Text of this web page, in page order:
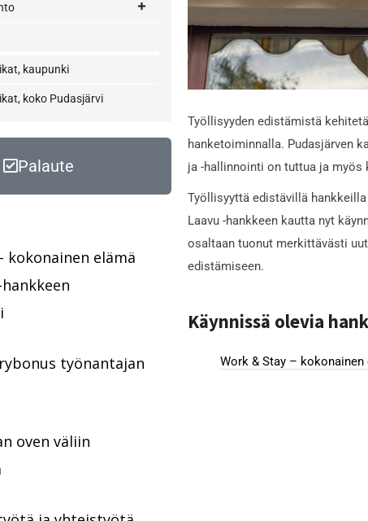
kaupunki
koko Pudasjärvi
Palaute
kokonainen elämä
työnantajan
oven väliin
Työllisyyden edistämistä
hanketoiminnalla. Pudasjärven
ja -hallinnointi on tuttua ja myös
Työllisyyttä edistävillä
Laavu -hankkeen kautta nyt
osaltaan tuonut merkittävästi
edistämiseen.
Käynnissä olevia
Work & Stay –